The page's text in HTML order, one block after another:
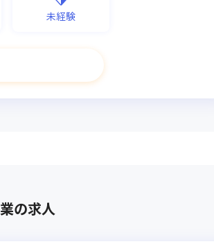
未経験
の求人